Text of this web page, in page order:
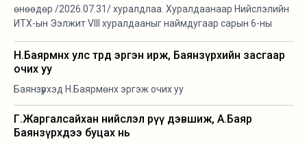
өнөөдөр /2026.07.31/ хуралдлаа. Хуралдаанаар Нийслэлийн
ИТХ-ын Ээлжит VIII хуралдааныг наймдугаар сарын 6-ны
Н.Баярмөнх улс төрд эргэн ирж, Баянзүрхийн засгаар
очих уу
Баянзүрхэд Н.Баярмөнх эргэж очих уу
Г.Жаргалсайхан нийслэл рүү дэвшиж, А.Баяр
Баянзүрхдээ буцах нь